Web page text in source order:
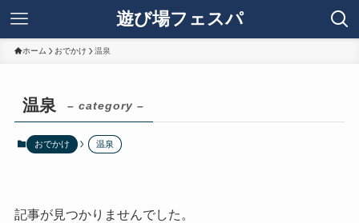
遊び場フェスパ
ホーム おでかけ 温泉
温泉 – category –
おでかけ 温泉
記事が見つかりませんでした。